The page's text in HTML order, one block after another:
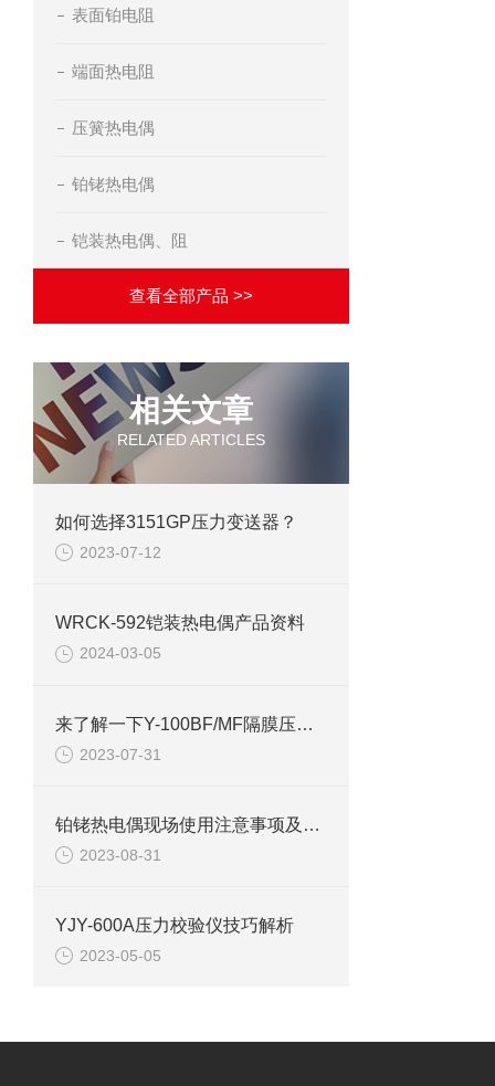
表面铂电阻
端面热电阻
压簧热电偶
铂铑热电偶
铠装热电偶、阻
查看全部产品 >>
相关文章
RELATED ARTICLES
如何选择3151GP压力变送器？
2023-07-12
WRCK-592铠装热电偶产品资料
2024-03-05
来了解一下Y-100BF/MF隔膜压力表的相关小常识
2023-07-31
铂铑热电偶现场使用注意事项及安装要求
2023-08-31
YJY-600A压力校验仪技巧解析
2023-05-05